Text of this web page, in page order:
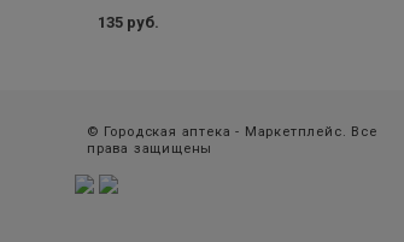
135 руб.
© Городская аптека - Маркетплейс. Все
права защищены